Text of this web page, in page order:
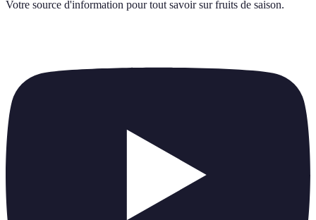
Votre source d'information pour tout savoir sur fruits de saison.